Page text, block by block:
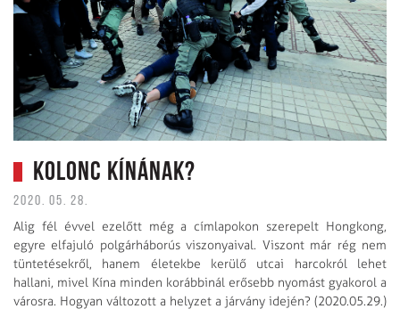
Kolonc Kínának?
2020. 05. 28.
Alig fél évvel ezelőtt még a címlapokon szerepelt Hongkong,
egyre elfajuló polgárháborús viszonyaival. Viszont már rég nem
tüntetésekről, hanem életekbe kerülő utcai harcokról lehet
hallani, mivel Kína minden korábbinál erősebb nyomást gyakorol a
városra. Hogyan változott a helyzet a járvány idején? (2020.05.29.)